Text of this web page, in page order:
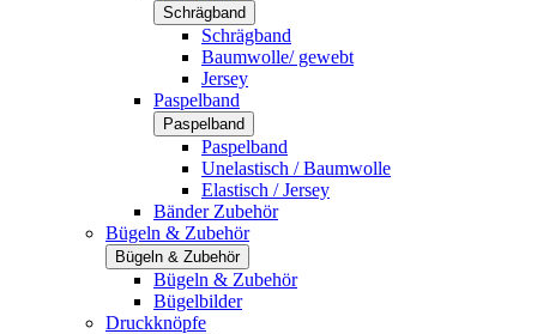
Schrägband
Schrägband
Baumwolle/ gewebt
Jersey
Paspelband
Paspelband
Paspelband
Unelastisch / Baumwolle
Elastisch / Jersey
Bänder Zubehör
Bügeln & Zubehör
Bügeln & Zubehör
Bügeln & Zubehör
Bügelbilder
Druckknöpfe